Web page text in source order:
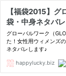
【福袋2015】グ
袋・中身ネタバ
グローバルワーク（
た！女性用ウィメンズ
ネタバレします♪
happylucky.biz